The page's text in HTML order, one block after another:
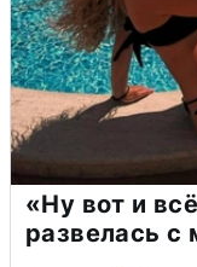
«Ну вот и
развелась